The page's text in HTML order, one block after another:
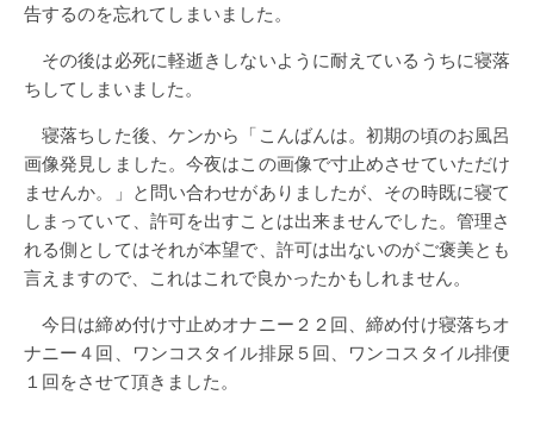
告するのを忘れてしまいました。
その後は必死に軽逝きしないように耐えているうちに寝落
ちしてしまいました。
寝落ちした後、ケンから「こんばんは。初期の頃のお風呂
画像発見しました。今夜はこの画像で寸止めさせていただけ
ませんか。」と問い合わせがありましたが、その時既に寝て
しまっていて、許可を出すことは出来ませんでした。管理さ
れる側としてはそれが本望で、許可は出ないのがご褒美とも
言えますので、これはこれで良かったかもしれません。
今日は締め付け寸止めオナニー２２回、締め付け寝落ちオ
ナニー４回、ワンコスタイル排尿５回、ワンコスタイル排便
１回をさせて頂きました。